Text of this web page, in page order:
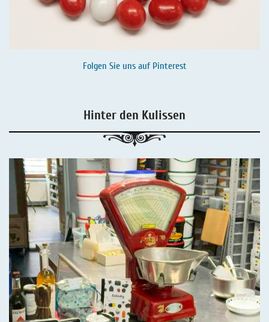
Folgen Sie uns auf Pinterest
Hinter den Kulissen